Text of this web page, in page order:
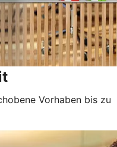
Vorhaben bis zu